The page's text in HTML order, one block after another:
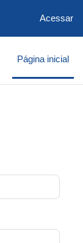
Acessar
Página inicial